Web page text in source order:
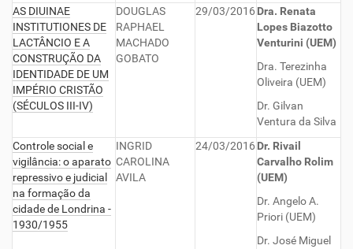
AS DIUINAE
INSTITUTIONES DE
LACTÂNCIO E A
CONSTRUÇÃO DA
IDENTIDADE DE UM
IMPÉRIO CRISTÃO
(SÉCULOS III-IV)
DOUGLAS
RAPHAEL
MACHADO
GOBATO
29/03/2016 Dra. Renata
Lopes Biazotto
Venturini (UEM)
Dra. Terezinha
Oliveira (UEM)
Dr. Gilvan
Ventura da Silva
Controle social e
vigilância: o aparato
repressivo e judicial
na formação da
cidade de Londrina -
1930/1955
INGRID
CAROLINA
AVILA
24/03/2016 Dr. Rivail
Carvalho Rolim
(UEM)
Dr. Angelo A.
Priori (UEM)
Dr. José Miguel